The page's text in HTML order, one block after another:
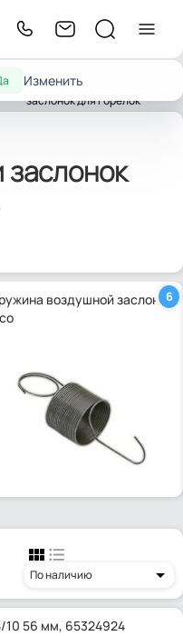
Изменить
сервоприводов и
заслонок для горелок
воздушной заслонки
6
По наличию
10 56 мм, 65324924